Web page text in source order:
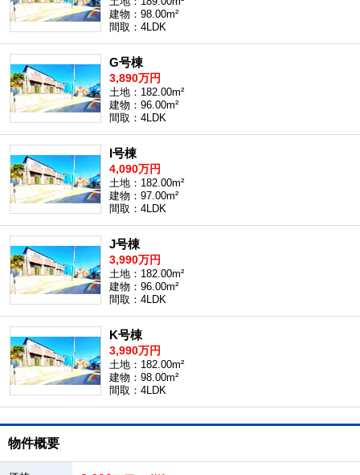
建物：98.00m²
間取：4LDK
G号棟
3,890万円
土地：182.00m²
建物：96.00m²
間取：4LDK
I号棟
4,090万円
土地：182.00m²
建物：97.00m²
間取：4LDK
J号棟
3,990万円
土地：182.00m²
建物：96.00m²
間取：4LDK
K号棟
3,990万円
土地：182.00m²
建物：98.00m²
間取：4LDK
物件概要